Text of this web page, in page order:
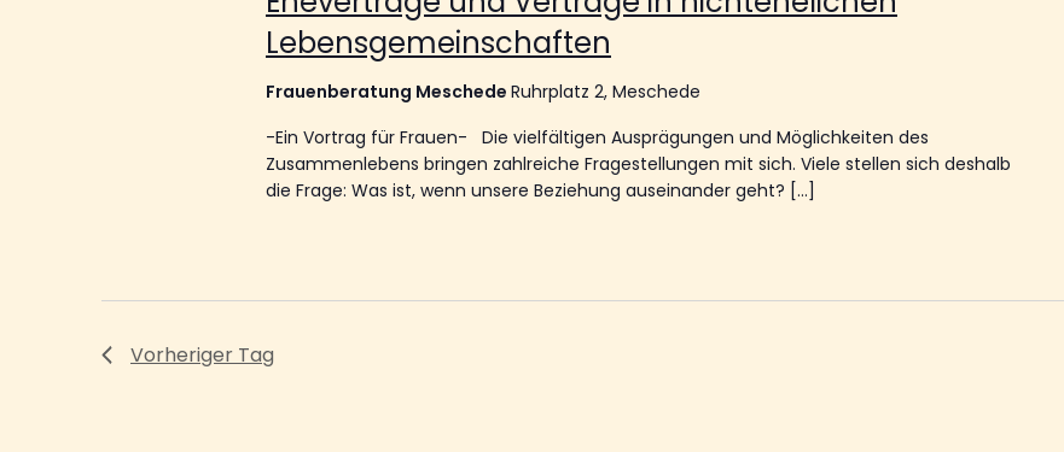
Lebensgemeinschaften
Frauenberatung Meschede Ruhrplatz 2, Meschede
-Ein Vortrag für Frauen- Die vielfältigen Ausprägungen und Möglichkeiten des
Zusammenlebens bringen zahlreiche Fragestellungen mit sich. Viele stellen sich deshalb
die Frage: Was ist, wenn unsere Beziehung auseinander geht? […]
Vorheriger Tag